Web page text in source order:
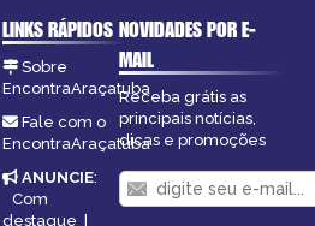
LINKS RÁPIDOS
Sobre
EncontraAraçatuba
Fale com o
EncontraAraçatuba
ANUNCIE:
Com
destaque
NOVIDADES POR E-
MAIL
Receba grátis as
principais notícias,
dicas e promoções